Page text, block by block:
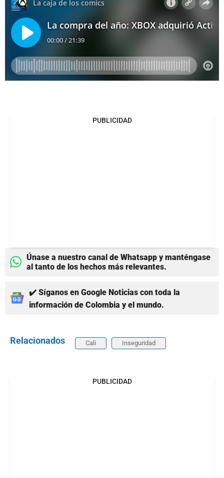
PUBLICIDAD
Únase a nuestro canal de Whatsapp y manténgase
al tanto de los hechos más relevantes.
✔️ Síganos en Google Noticias con toda la
información de Colombia y el mundo.
Relacionados Cali Inseguridad
PUBLICIDAD